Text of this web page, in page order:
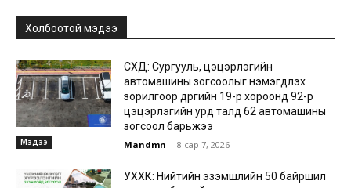
Холбоотой мэдээ
Мэдээ
СХД: Сургууль, цэцэрлэгийн
автомашины зогсоолыг нэмэгдүүлэх
зорилгоор дүүргийн 19-р хороонд 92-р
цэцэрлэгийн урд талд 62 автомашины
зогсоол барьжээ
Mandmn - 8 сар 7, 2026
УХХК: Нийтийн эзэмшлийн 50 байршил